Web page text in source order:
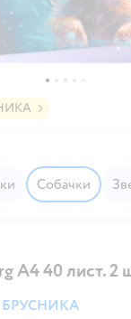
Собачки
А4 40 лист. 2
БРУСНИКА